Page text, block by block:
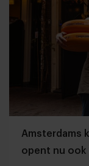
Amsterdams
opent nu ook